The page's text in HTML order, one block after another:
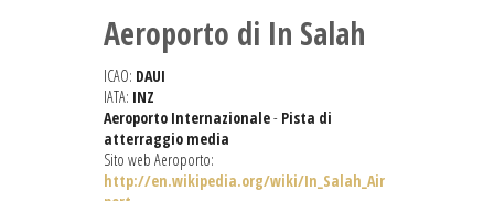
Aeroporto di In Salah
ICAO: DAUI
IATA: INZ
Aeroporto Internazionale- Pista di
atterraggio media
Sito web Aeroporto:
http://en.wikipedia.org/wiki/In_Salah_Air